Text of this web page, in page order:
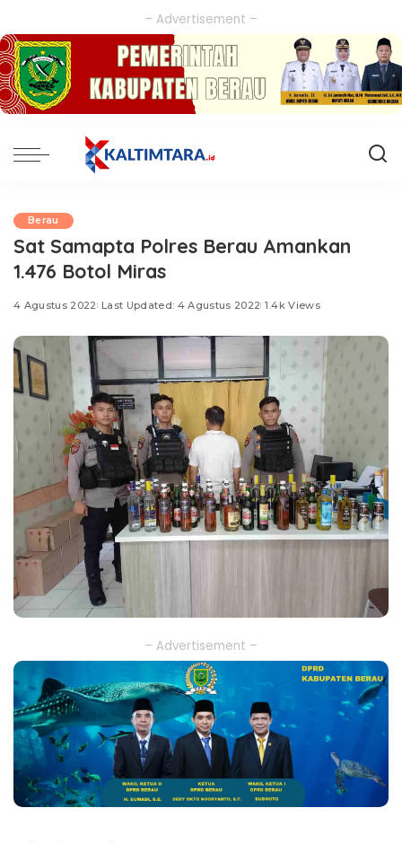
– Advertisement –
Berau
Sat Samapta Polres Berau Amankan
1.476 Botol Miras
4 Agustus 2022 Last Updated: 4 Agustus 2022 1.4k Views
– Advertisement –